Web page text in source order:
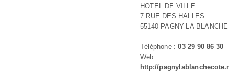
HOTEL DE VILLE
7 RUE DES HALLES
55140 PAGNY-LA-
Téléphone :03 29 90 86 30
Web :
http://